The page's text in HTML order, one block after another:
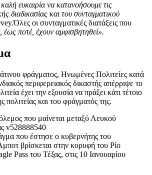
ευκαιρία να κατανοήσουμε τις
διαδικασίας και του συνταγματικού
οι συνταγματικές διατάξεις που
έως ποτέ, έχουν αμφισβητηθεί».
φράγματος, Ηνωμένες Πολιτείες κατά
περιφερειακός δικαστής απέρριψε το
έχει την εξουσία να πράξει κάτι τέτοιο
πολιτείας και του φράγματός της.
που έστησε ο κυβερνήτης του
βρίσκεται στην κορυφή του Ρίο
Pass του Τέξας, στις 10 Ιανουαρίου